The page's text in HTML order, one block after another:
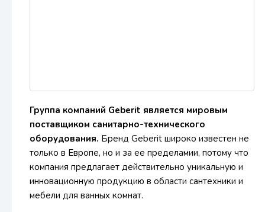
Группа компаний Geberit является мировым
поставщиком санитарно-технического
оборудования. Бренд Geberit широко известен не
только в Европе, но и за ее пределамии, потому что
компания предлагает действительно уникальную и
инновационную продукцию в области сантехники и
мебели для ванных комнат.